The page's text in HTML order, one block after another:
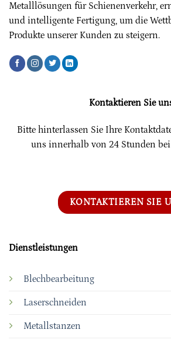
Metalllösungen für Schienenverkehr,
und intelligente Fertigung, um die
Produkte unserer Kunden zu steigern.
Dienstleistungen
Blechbearbeitung
Laserschneiden
Metallstanzen
Kontaktieren Sie
Bitte hinterlassen Sie Ihre
uns innerhalb von 24 Stunden
KONTAKTIEREN SIE